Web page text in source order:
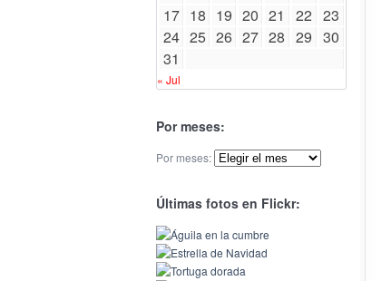
17 18 19 20 21 22 23
24 25 26 27 28 29 30
31
« Jul
Por meses:
Por meses:
Últimas fotos en Flickr: